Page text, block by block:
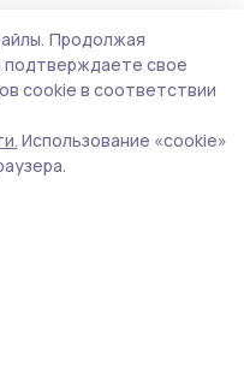
Продолжая
подтверждаете свое
cookie в соответствии
Использование «cookie»